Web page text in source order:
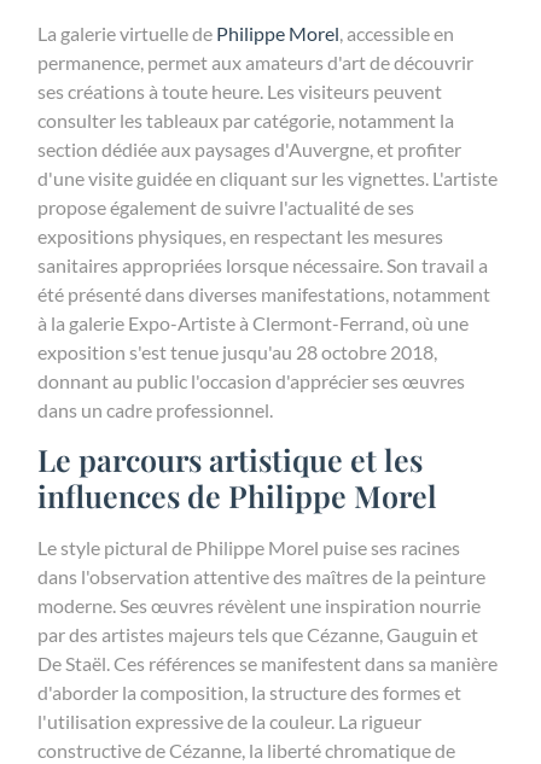
La galerie virtuelle de Philippe Morel, accessible en
permanence, permet aux amateurs d'art de découvrir
ses créations à toute heure. Les visiteurs peuvent
consulter les tableaux par catégorie, notamment la
section dédiée aux paysages d'Auvergne, et profiter
d'une visite guidée en cliquant sur les vignettes. L'artiste
propose également de suivre l'actualité de ses
expositions physiques, en respectant les mesures
sanitaires appropriées lorsque nécessaire. Son travail a
été présenté dans diverses manifestations, notamment
à la galerie Expo-Artiste à Clermont-Ferrand, où une
exposition s'est tenue jusqu'au 28 octobre 2018,
donnant au public l'occasion d'apprécier ses œuvres
dans un cadre professionnel.
Le parcours artistique et les
influences de Philippe Morel
Le style pictural de Philippe Morel puise ses racines
dans l'observation attentive des maîtres de la peinture
moderne. Ses œuvres révèlent une inspiration nourrie
par des artistes majeurs tels que Cézanne, Gauguin et
De Staël. Ces références se manifestent dans sa manière
d'aborder la composition, la structure des formes et
l'utilisation expressive de la couleur. La rigueur
constructive de Cézanne, la liberté chromatique de